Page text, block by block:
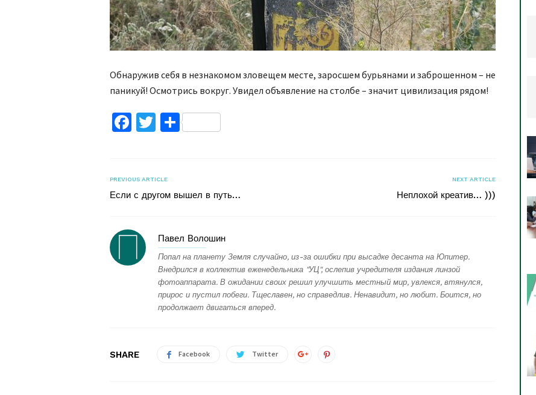
Обнаружив себя в незнакомом зловещем месте, заросшем бурьянами и заброшенном – не
паникуй! Осмотрись вокруг. Увидел объявление на столбе – значит цивилизация рядом!
Facebook
TwitterПоділитися
PREVIOUS ARTICLE
Если с другом вышел в путь…
NEXT ARTICLE
Неплохой креатив… )))
Павел Волошин
Попал на планету Земля случайно, из-за ошибки при высадке десанта на Юпитер.
Внедрился в коллектив еженедельника "УЦ", ослепив учредителя издания линзой
фотоаппарата. В ожидании своих решил улучшить местный мир, увлекся, втянулся,
прирос и пустил побеги. Тщеславен, но справедлив. Ненавидит, но любит. Боится, но
продолжает двигаться вперед.
SHARE Facebook Twitter